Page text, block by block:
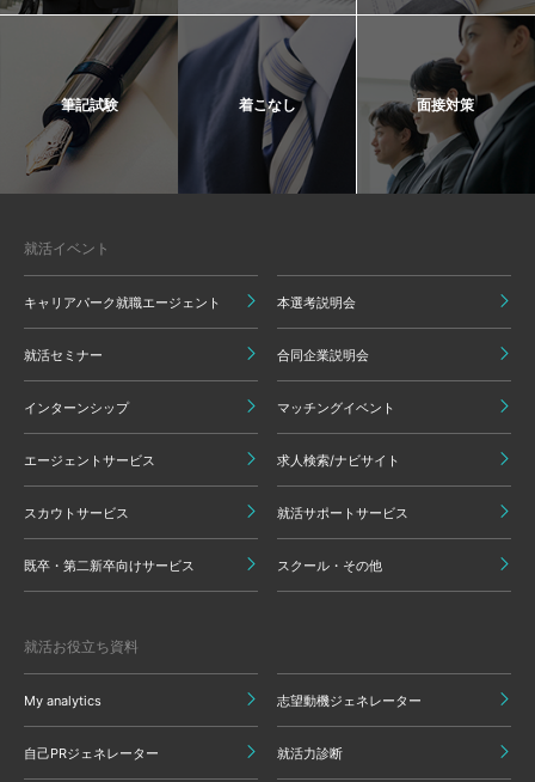
筆記試験 着こなし 面接対策
就活イベント
キャリアパーク就職エージェント 本選考説明会
就活セミナー 合同企業説明会
インターンシップ マッチングイベント
エージェントサービス 求人検索/ナビサイト
スカウトサービス 就活サポートサービス
既卒・第二新卒向けサービス スクール・その他
就活お役立ち資料
My analytics 志望動機ジェネレーター
自己PRジェネレーター 就活力診断